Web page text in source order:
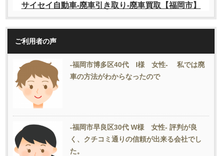
ご利用者の声
-福岡市博多区40代 I様 女性- 私では廃
車の方法がわからなったので
-福岡市早良区30代 W様 女性- 評判が良
く、クチコミ通りの信頼が出来る会社でし
た。